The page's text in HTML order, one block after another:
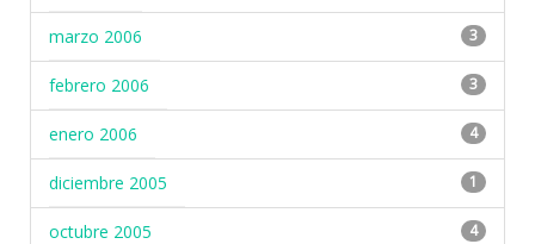
marzo 2006 3
febrero 2006 3
enero 2006 4
diciembre 2005 1
octubre 2005 4